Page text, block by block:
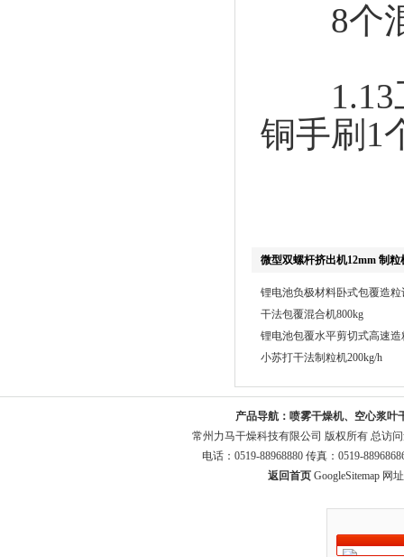
8个混
1.13工
铜手刷1
微型双螺杆挤出机12mm 制粒
锂电池负极材料卧式包覆造粒
干法包覆混合机800kg
锂电池包覆水平剪切式高速造
小苏打干法制粒机200kg/h
产品导航： 喷雾干燥机、空心浆叶
常州力马干燥科技有限公司 版权所有 总访
电话：0519-88968880 传真：0519-
返回首页 GoogleSitemap网址